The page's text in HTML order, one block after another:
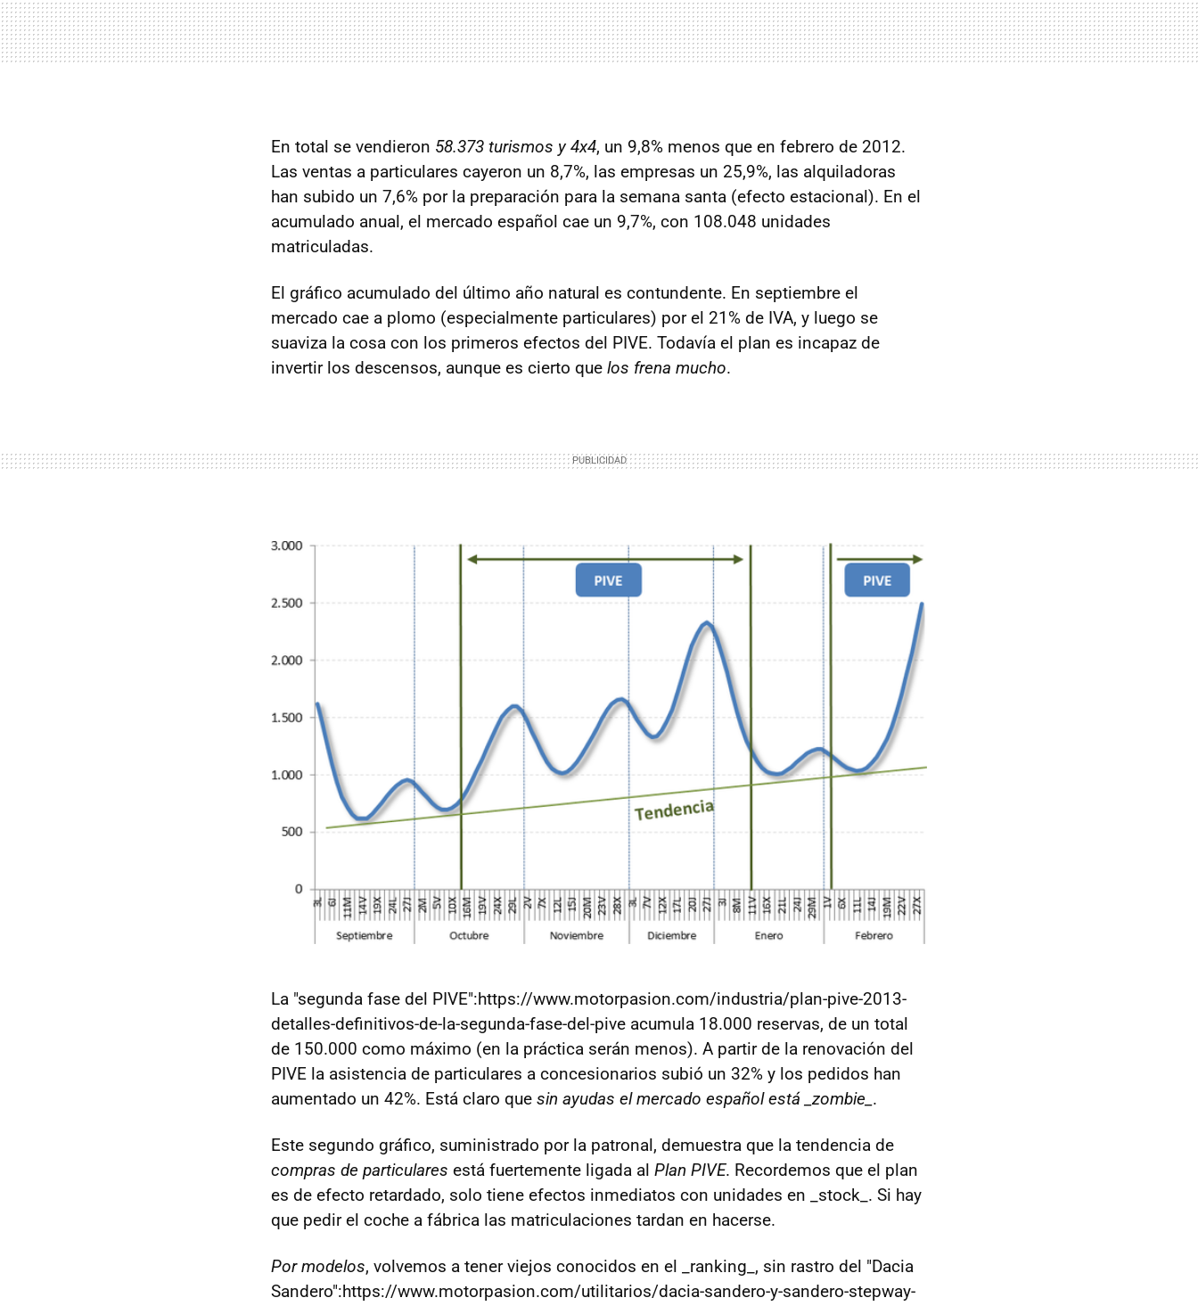
En total se vendieron 58.373 turismos y 4x4, un 9,8% menos que en febrero de 2012.
Las ventas a particulares cayeron un 8,7%, las empresas un 25,9%, las alquiladoras
han subido un 7,6% por la preparación para la semana santa (efecto estacional). En el
acumulado anual, el mercado español cae un 9,7%, con 108.048 unidades
matriculadas.
El gráfico acumulado del último año natural es contundente. En septiembre el
mercado cae a plomo (especialmente particulares) por el 21% de IVA, y luego se
suaviza la cosa con los primeros efectos del PIVE. Todavía el plan es incapaz de
invertir los descensos, aunque es cierto que los frena mucho.
La "segunda fase del PIVE":https://www.motorpasion.com/industria/plan-pive-2013-
detalles-definitivos-de-la-segunda-fase-del-pive acumula 18.000 reservas, de un total
de 150.000 como máximo (en la práctica serán menos). A partir de la renovación del
PIVE la asistencia de particulares a concesionarios subió un 32% y los pedidos han
aumentado un 42%. Está claro que sin ayudas el mercado español está _zombie_ .
Este segundo gráfico, suministrado por la patronal, demuestra que la tendencia de
compras de particulares está fuertemente ligada al Plan PIVE. Recordemos que el plan
es de efecto retardado, solo tiene efectos inmediatos con unidades en _stock_. Si hay
que pedir el coche a fábrica las matriculaciones tardan en hacerse.
Por modelos, volvemos a tener viejos conocidos en el _ranking_, sin rastro del "Dacia
Sandero":https://www.motorpasion.com/utilitarios/dacia-sandero-y-sandero-stepway-